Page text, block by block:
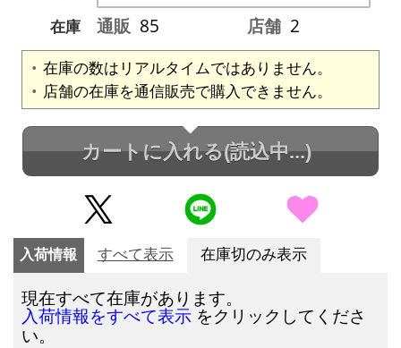
在庫
通販 85 店舗 2
在庫の数はリアルタイムではありません。
店舗の在庫を通信販売で購入できません。
カートに入れる(読込中...)
入荷情報 すべて表示 在庫切のみ表示
現在すべて在庫があります。
入荷情報をすべて表示 をクリックしてくださ
い。